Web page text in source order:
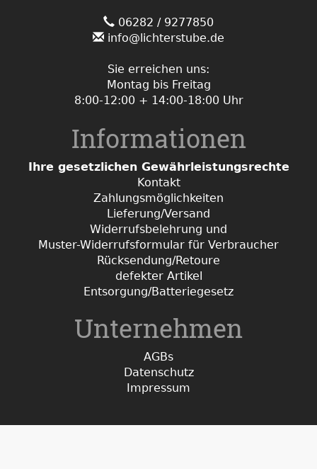
06282 / 9277850
info@lichterstube.de
Sie erreichen uns:
Montag bis Freitag
8:00-12:00 + 14:00-18:00 Uhr
Informationen
Ihre gesetzlichen Gewährleistungsrechte
Kontakt
Zahlungsmöglichkeiten
Lieferung/Versand
Widerrufsbelehrung und
Muster-Widerrufsformular für Verbraucher
Rücksendung/Retoure
defekter Artikel
Entsorgung/Batteriegesetz
Unternehmen
AGBs
Datenschutz
Impressum